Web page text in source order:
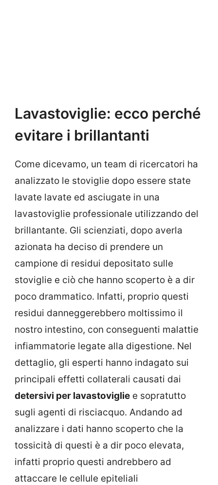
Lavastoviglie: ecco perché
evitare i brillantanti
Come dicevamo, un team di ricercatori ha
analizzato le stoviglie dopo essere state
lavate lavate ed asciugate in una
lavastoviglie professionale utilizzando del
brillantante. Gli scienziati, dopo averla
azionata ha deciso di prendere un
campione di residui depositato sulle
stoviglie e ciò che hanno scoperto è a dir
poco drammatico. Infatti, proprio questi
residui danneggerebbero moltissimo il
nostro intestino, con conseguenti malattie
infiammatorie legate alla digestione. Nel
dettaglio, gli esperti hanno indagato sui
principali effetti collaterali causati dai
detersivi per lavastoviglie e sopratutto
sugli agenti di risciacquo. Andando ad
analizzare i dati hanno scoperto che la
tossicità di questi è a dir poco elevata,
infatti proprio questi andrebbero ad
attaccare le cellule epiteliali